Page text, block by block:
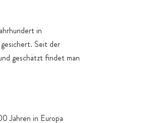
in
Seit der
geschätzt findet man
Jahren in Europa